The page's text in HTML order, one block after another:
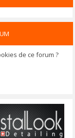
de ce forum ?